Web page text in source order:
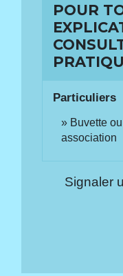
POUR
Particuliers
Buvette
association
Signaler